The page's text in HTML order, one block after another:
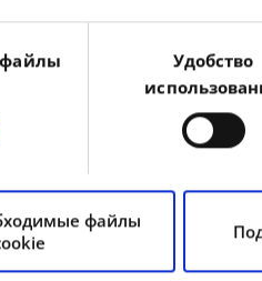
файлы
Удобство
файлы
Suitable
tube